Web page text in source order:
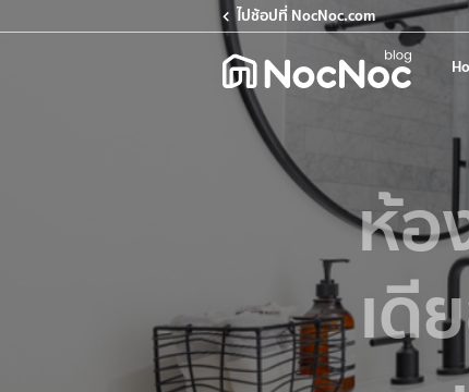
ไปช้อปที่ NocNoc.com
ห้อ
เดี